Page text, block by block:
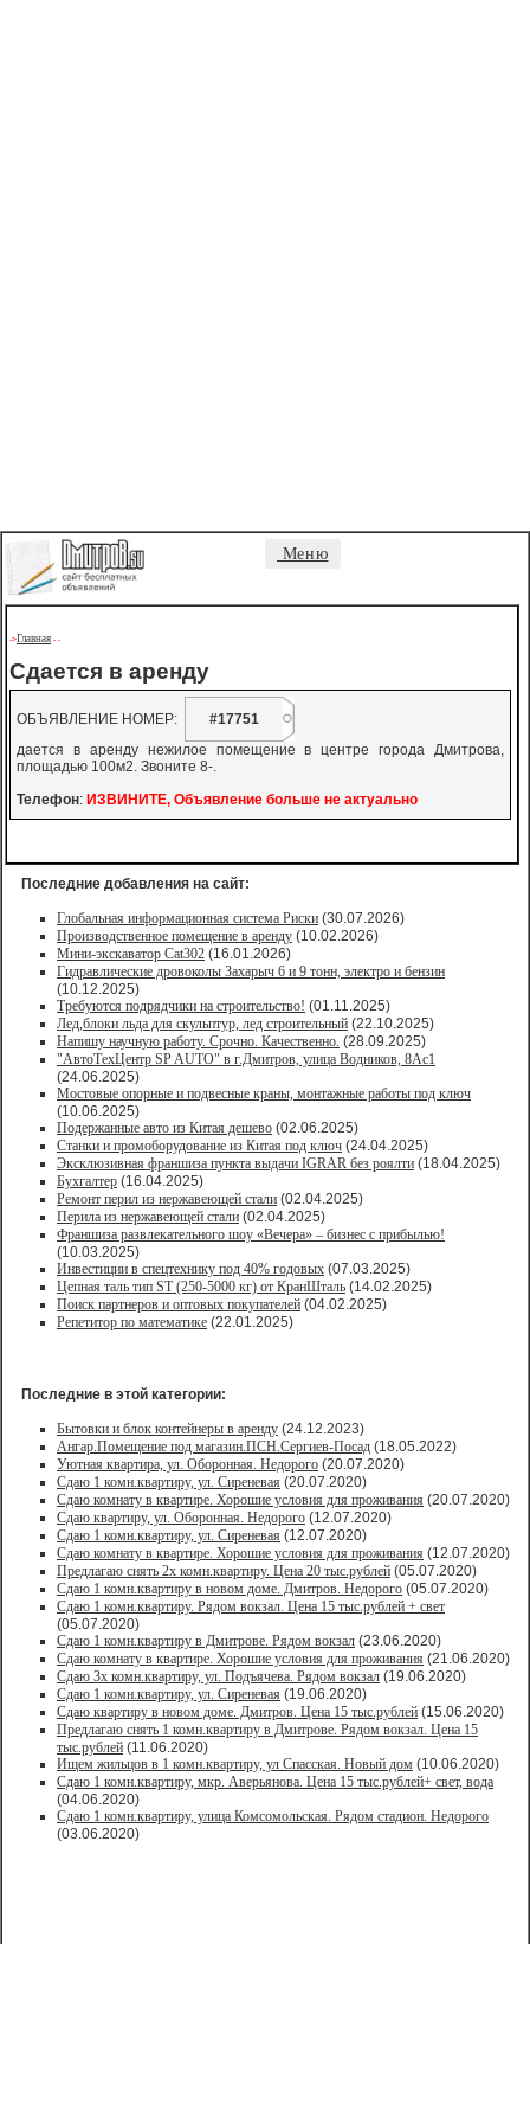
Меню
->Главная - -
Сдается в аренду
ОБЪЯВЛЕНИЕ НОМЕР:
#17751
дается в аренду нежилое помещение в центре города Дмитрова,
площадью 100м2. Звоните 8-.
Телефон: ИЗВИНИТЕ, Объявление больше не актуально
Последние добавления на сайт:
Глобальная информационная система Риски (30.07.2026)
Производственное помещение в аренду (10.02.2026)
Мини-экскаватор Cat302 (16.01.2026)
Гидравлические дровоколы Захарыч 6 и 9 тонн, электро и бензин
(10.12.2025)
Требуются подрядчики на строительство! (01.11.2025)
Лед,блоки льда для скульптур, лед строительный (22.10.2025)
Напишу научную работу. Срочно. Качественно. (28.09.2025)
"АвтоТехЦентр SP AUTO" в г.Дмитров, улица Водников, 8Ас1
(24.06.2025)
Мостовые опорные и подвесные краны, монтажные работы под ключ
(10.06.2025)
Подержанные авто из Китая дешево (02.06.2025)
Станки и промоборудование из Китая под ключ (24.04.2025)
Эксклюзивная франшиза пункта выдачи IGRAR без роялти (18.04.2025)
Бухгалтер (16.04.2025)
Ремонт перил из нержавеющей стали (02.04.2025)
Перила из нержавеющей стали (02.04.2025)
Франшиза развлекательного шоу «Вечера» – бизнес с прибылью!
(10.03.2025)
Инвестиции в спецтехнику под 40% годовых (07.03.2025)
Цепная таль тип ST (250-5000 кг) от КранШталь (14.02.2025)
Поиск партнеров и оптовых покупателей (04.02.2025)
Репетитор по математике (22.01.2025)
Последние в этой категории:
Бытовки и блок контейнеры в аренду (24.12.2023)
Ангар.Помещение под магазин.ПСН.Сергиев-Посад (18.05.2022)
Уютная квартира, ул. Оборонная. Недорого (20.07.2020)
Сдаю 1 комн.квартиру, ул. Сиреневая (20.07.2020)
Сдаю комнату в квартире. Хорошие условия для проживания (20.07.2020)
Сдаю квартиру, ул. Оборонная. Недорого (12.07.2020)
Сдаю 1 комн.квартиру, ул. Сиреневая (12.07.2020)
Сдаю комнату в квартире. Хорошие условия для проживания (12.07.2020)
Предлагаю снять 2х комн.квартиру. Цена 20 тыс.рублей (05.07.2020)
Сдаю 1 комн.квартиру в новом доме. Дмитров. Недорого (05.07.2020)
Сдаю 1 комн.квартиру. Рядом вокзал. Цена 15 тыс.рублей + свет
(05.07.2020)
Сдаю 1 комн.квартиру в Дмитрове. Рядом вокзал (23.06.2020)
Сдаю комнату в квартире. Хорошие условия для проживания (21.06.2020)
Сдаю 3х комн.квартиру, ул. Подъячева. Рядом вокзал (19.06.2020)
Сдаю 1 комн.квартиру, ул. Сиреневая (19.06.2020)
Сдаю квартиру в новом доме. Дмитров. Цена 15 тыс.рублей (15.06.2020)
Предлагаю снять 1 комн.квартиру в Дмитрове. Рядом вокзал. Цена 15
тыс.рублей (11.06.2020)
Ищем жильцов в 1 комн.квартиру, ул Спасская. Новый дом (10.06.2020)
Сдаю 1 комн.квартиру, мкр. Аверьянова. Цена 15 тыс.рублей+ свет, вода
(04.06.2020)
Сдаю 1 комн.квартиру, улица Комсомольская. Рядом стадион. Недорого
(03.06.2020)